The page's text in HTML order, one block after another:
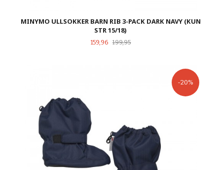
MINYMO ULLSOKKER BARN RIB 3-PACK DARK NAVY (KUN
STR 15/18)
Tilbud
159,96 199,95Rabatt
-20%